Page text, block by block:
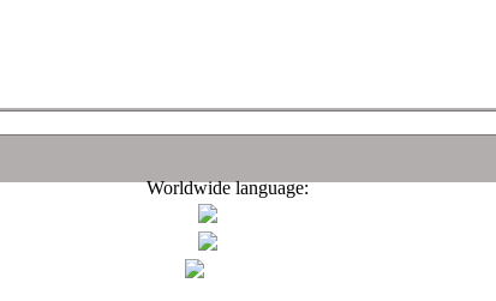
Worldwide language: